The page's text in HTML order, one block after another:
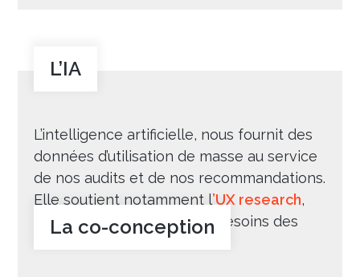
L’IA
L’intelligence artificielle, nous fournit des
données d’utilisation de masse au service
de nos audits et de nos recommandations.
Elle soutient notamment l’UX research,
qui vise à comprendre les besoins des
consommateurs ou utilisateurs, et à
La co-conception